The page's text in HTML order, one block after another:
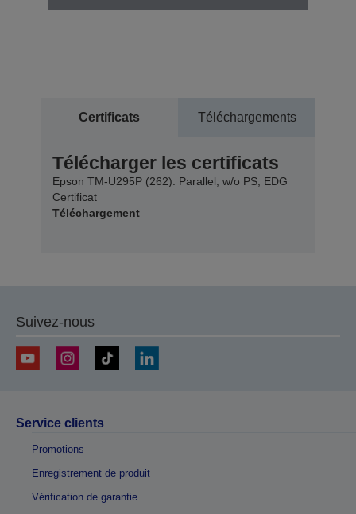
Certificats Téléchargements
Télécharger les certificats
Epson TM-U295P (262): Parallel, w/o PS, EDG
Certificat
Téléchargement
Suivez-nous
Service clients
Promotions
Enregistrement de produit
Vérification de garantie